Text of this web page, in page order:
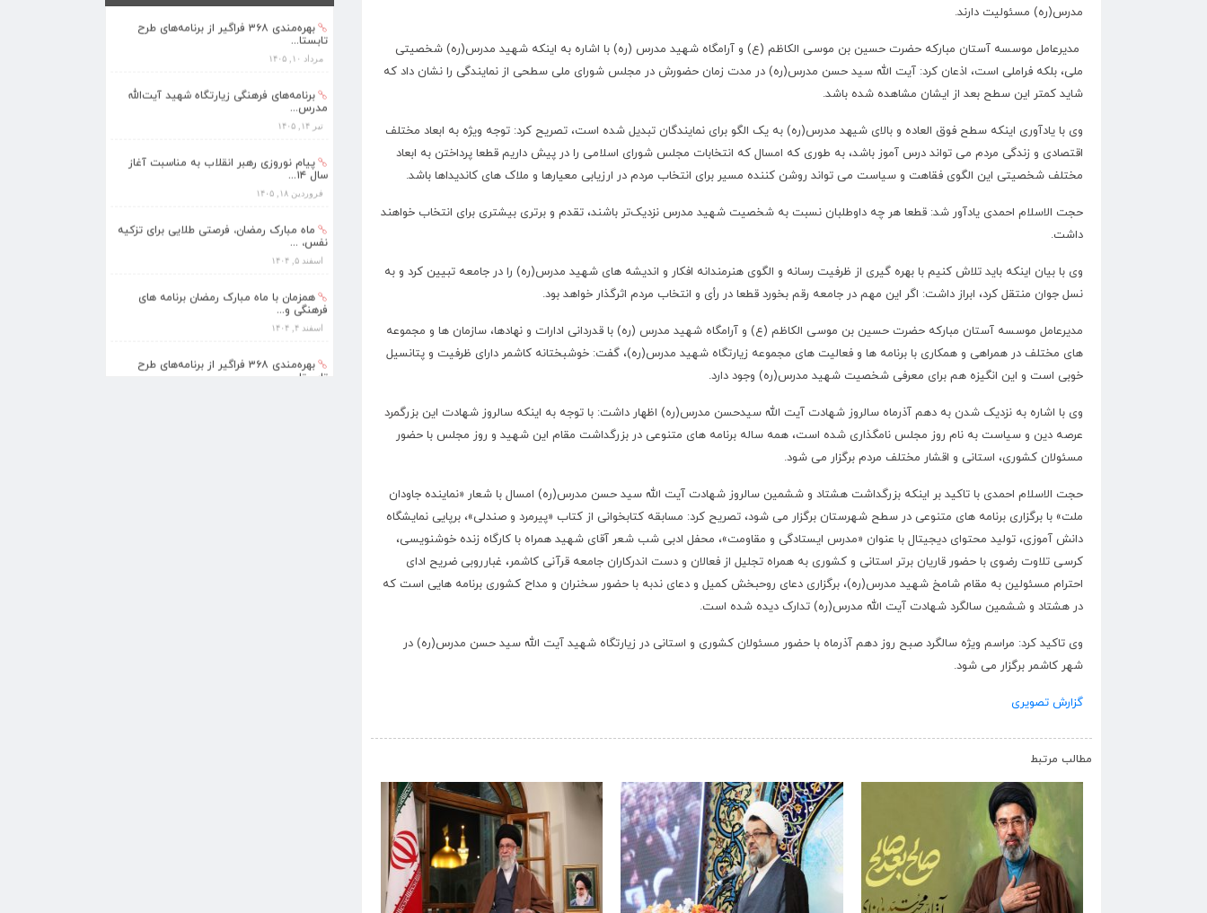
مدرس(ره) مسئولیت دارند.
مدیرعامل موسسه آستان مبارکه حضرت حسین بن موسی الکاظم (ع) و آرامگاه شهید مدرس (ره) با اشاره به اینکه شهید مدرس(ره) شخصیتی
ملی، بلکه فراملی است، اذعان کرد: آیت الله سید حسن مدرس(ره) در مدت زمان حضورش در مجلس شورای ملی سطحی از نمایندگی را نشان داد که
شاید کمتر این سطح بعد از ایشان مشاهده شده باشد.
وی با یادآوری اینکه سطح فوق العاده و بالای شیهد مدرس(ره) به یک الگو برای نمایندگان تبدیل شده است، تصریح کرد: توجه ویژه به ابعاد مختلف
اقتصادی و زندگی مردم می تواند درس آموز باشد، به طوری که امسال که انتخابات مجلس شورای اسلامی را در پیش داریم قطعا پرداختن به ابعاد
مختلف شخصیتی این الگوی فقاهت و سیاست می تواند روشن کننده مسیر برای انتخاب مردم در ارزیابی معیارها و ملاک های کاندیداها باشد.
حجت الاسلام احمدی یادآور شد: قطعا هر چه داوطلبان نسبت به شخصیت شهید مدرس نزدیک‌تر باشند، تقدم و برتری بیشتری برای انتخاب خواهند
داشت.
وی با بیان اینکه باید تلاش کنیم با بهره گیری از ظرفیت رسانه و الگوی هنرمندانه افکار و اندیشه های شهید مدرس(ره) را در جامعه تبیین کرد و به
نسل جوان منتقل کرد، ابراز داشت: اگر این مهم در جامعه رقم بخورد قطعا در رأی و انتخاب مردم اثرگذار خواهد بود.
مدیرعامل موسسه آستان مبارکه حضرت حسین بن موسی الکاظم (ع) و آرامگاه شهید مدرس (ره) با قدردانی ادارات و نهادها، سازمان ها و مجموعه
های مختلف در همراهی و همکاری با برنامه ها و فعالیت های مجموعه زیارتگاه شهید مدرس(ره)، گفت: خوشبختانه کاشمر دارای ظرفیت و پتانسیل
خوبی است و این انگیزه هم برای معرفی شخصیت شهید مدرس(ره) وجود دارد.
وی با اشاره به نزدیک شدن به دهم آذرماه سالروز شهادت آیت الله سیدحسن مدرس(ره) اظهار داشت: با توجه به اینکه سالروز شهادت این بزرگمرد
عرصه دین و سیاست به نام روز مجلس نامگذاری شده است، همه ساله برنامه های متنوعی در بزرگداشت مقام این شهید و روز مجلس با حضور
مسئولان کشوری، استانی و اقشار مختلف مردم برگزار می شود.
حجت الاسلام احمدی با تاکید بر اینکه بزرگداشت هشتاد و ششمین سالروز شهادت آیت الله سید حسن مدرس(ره) امسال با شعار «نماینده جاودان
ملت» با برگزاری برنامه های متنوعی در سطح شهرستان برگزار می شود، تصریح کرد: مسابقه کتابخوانی از کتاب «پیرمرد و صندلی»، برپایی نمایشگاه
دانش آموزی، تولید محتوای دیجیتال با عنوان «مدرس ایستادگی و مقاومت»، محفل ادبی شب شعر آقای شهید همراه با کارگاه زنده خوشنویسی،
کرسی تلاوت رضوی با حضور قاریان برتر استانی و کشوری به همراه تجلیل از فعالان و دست اندرکاران جامعه قرآنی کاشمر، غبارروبی ضریح ادای
احترام مسئولین به مقام شامخ شهید مدرس(ره)، برگزاری دعای روحبخش کمیل و دعای ندبه با حضور سخنران و مداح کشوری برنامه هایی است که
در هشتاد و ششمین سالگرد شهادت آیت الله مدرس(ره) تدارک دیده شده است.
وی تاکید کرد: مراسم ویژه سالگرد صبح روز دهم آذرماه با حضور مسئولان کشوری و استانی در زیارتگاه شهید آیت الله سید حسن مدرس(ره) در
شهر کاشمر برگزار می شود.
گزارش تصویری
مطالب مرتبط
برنامه‌های فرهنگی زیارتگاه شهید آیت‌الله
مدرس...
تیر ۱۴, ۱۴۰۵
پیام نوروزی رهبر انقلاب به مناسبت آغاز
سال ۱۴...
فروردین ۱۸, ۱۴۰۵
ماه مبارک رمضان، فرصتی طلایی برای تزکیه
نفس، ...
اسفند ۵, ۱۴۰۴
همزمان با ماه مبارک رمضان برنامه های
فرهنگی و...
اسفند ۴, ۱۴۰۴
بهره‌مندی ۳۶۸ فراگیر از برنامه‌های طرح
تابستا...
مرداد ۱۰, ۱۴۰۵
برنامه‌های فرهنگی زیارتگاه شهید آیت‌الله
مدرس...